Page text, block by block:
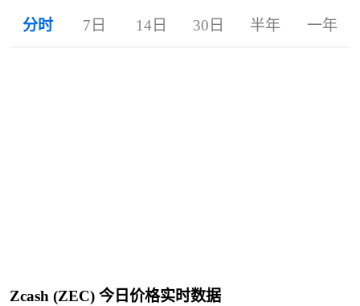
分时 7日 14日 30日 半年 一年
Zcash (ZEC) 今日价格实时数据